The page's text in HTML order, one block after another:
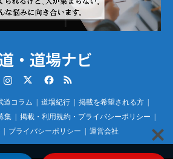
・道場ナビ
RSS
道コラム 道場紀行
掲載を希望される方
集
掲載・利用規約・プライバシーポリシー
プライバシーポリシー 運営会社